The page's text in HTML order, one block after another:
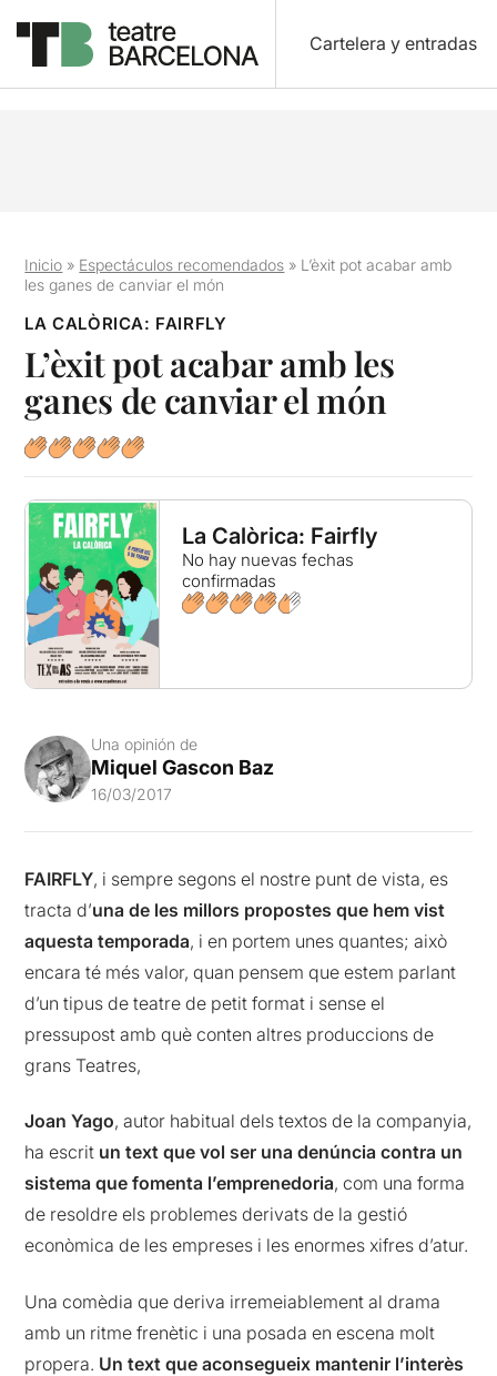
Cartelera y entradas
Inicio » Espectáculos recomendados » L’èxit pot acabar amb
les ganes de canviar el món
LA CALÒRICA: FAIRFLY
L’èxit pot acabar amb les
ganes de canviar el món
La Calòrica: Fairfly
No hay nuevas fechas
confirmadas
Una opinión de
Miquel Gascon Baz
16/03/2017
FAIRFLY, i sempre segons el nostre punt de vista, es
tracta d’una de les millors propostes que hem vist
aquesta temporada, i en portem unes quantes; això
encara té més valor, quan pensem que estem parlant
d’un tipus de teatre de petit format i sense el
pressupost amb què conten altres produccions de
grans Teatres,
Joan Yago, autor habitual dels textos de la companyia,
ha escrit un text que vol ser una denúncia contra un
sistema que fomenta l’emprenedoria, com una forma
de resoldre els problemes derivats de la gestió
econòmica de les empreses i les enormes xifres d’atur.
Una comèdia que deriva irremeiablement al drama
amb un ritme frenètic i una posada en escena molt
propera. Un text que aconsegueix mantenir l’interès